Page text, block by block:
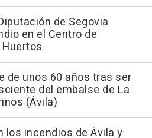
de Segovia
en el Centro de
de unos 60 años tras ser
del embalse de La
(Ávila)
los incendios de Ávila y